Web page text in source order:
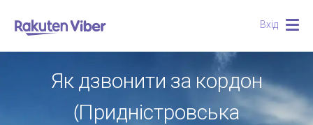
Вхід
Як дзвонити за кордон
(Придністровська